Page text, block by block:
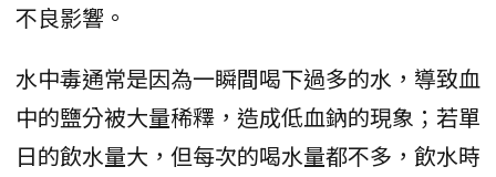
不良影響。
水中毒通常是因為一瞬間喝下過多的水，導致血
中的鹽分被大量稀釋，造成低血鈉的現象；若單
日的飲水量大，但每次的喝水量都不多，飲水時